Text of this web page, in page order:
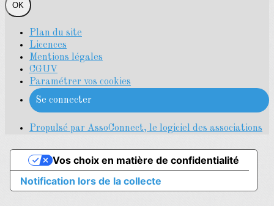
OK
Plan du site
Licences
Mentions légales
CGUV
Paramétrer vos cookies
Se connecter
Propulsé par AssoConnect, le logiciel des associations
Notification lors de la collecte
Vos choix en matière de confidentialité